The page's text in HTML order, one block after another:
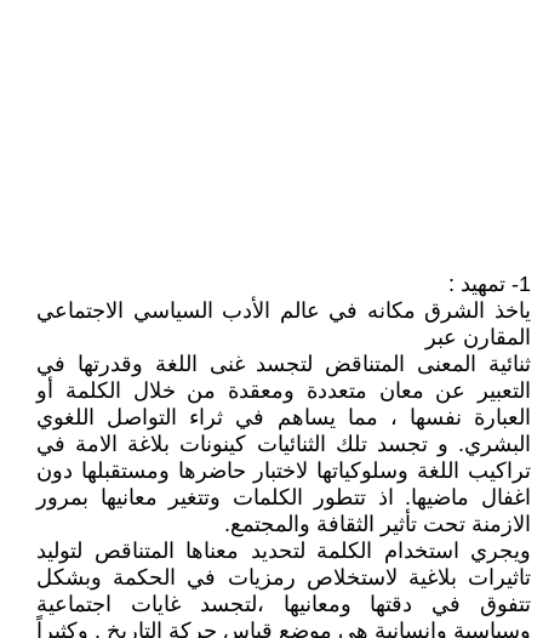
1- تمهيد :
ياخذ الشرق مكانه في عالم الأدب السياسي الاجتماعي
المقارن عبر
ثنائية المعنى المتناقض لتجسد غنى اللغة وقدرتها في
التعبير عن معان متعددة ومعقدة من خلال الكلمة أو
العبارة نفسها ، مما يساهم في ثراء التواصل اللغوي
البشري. و تجسد تلك الثنائيات كينونات بلاغة الامة في
تراكيب اللغة وسلوكياتها لاختبار حاضرها ومستقبلها دون
اغفال ماضيها. اذ تتطور الكلمات وتتغير معانيها بمرور
الازمنة تحت تأثير الثقافة والمجتمع.
ويجري استخدام الكلمة لتحديد معناها المتناقص لتوليد
تاثيرات بلاغية لاستخلاص رمزيات في الحكمة وبشكل
تتفوق في دقتها ومعانيها ،لتجسد غايات اجتماعية
وسياسية وانسانية هي موضع قياس حركة التاريخ . وكثيراً